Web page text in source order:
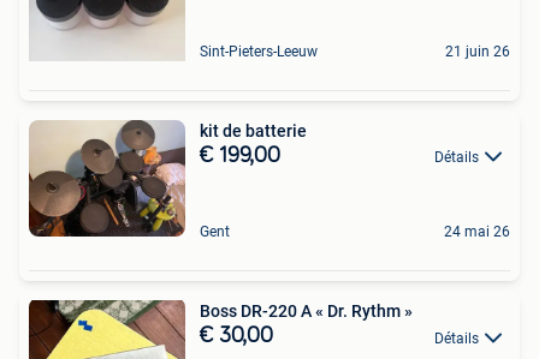
Sint-Pieters-Leeuw 21 juin 26
kit de batterie
€ 199,00 Détails
Gent 24 mai 26
Boss DR-220 A « Dr. Rythm »
€ 30,00 Détails